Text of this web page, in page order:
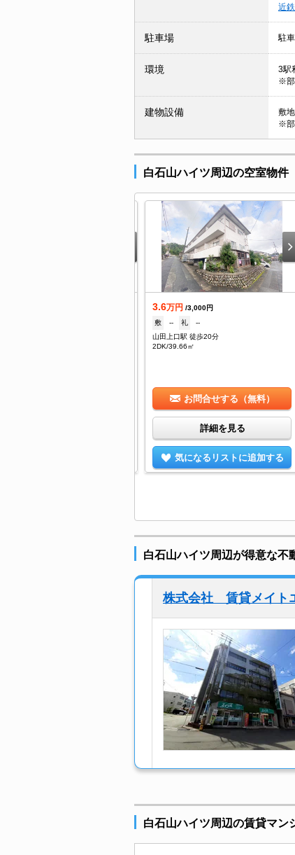
近
駐車場 駐
環境
3駅
※部
建物設備
敷
※部
白石山ハイツ周辺の空室物件
3.6万円 /3,000円
敷
-- 礼
--
山田上口駅 徒歩20分
2DK/39.66㎡
お問合せする（無料）
詳細を見る
気になるリストに追加する
白石山ハイツ周辺が得意な不
株式会社 賃貸メイト
白石山ハイツ周辺の賃貸マン